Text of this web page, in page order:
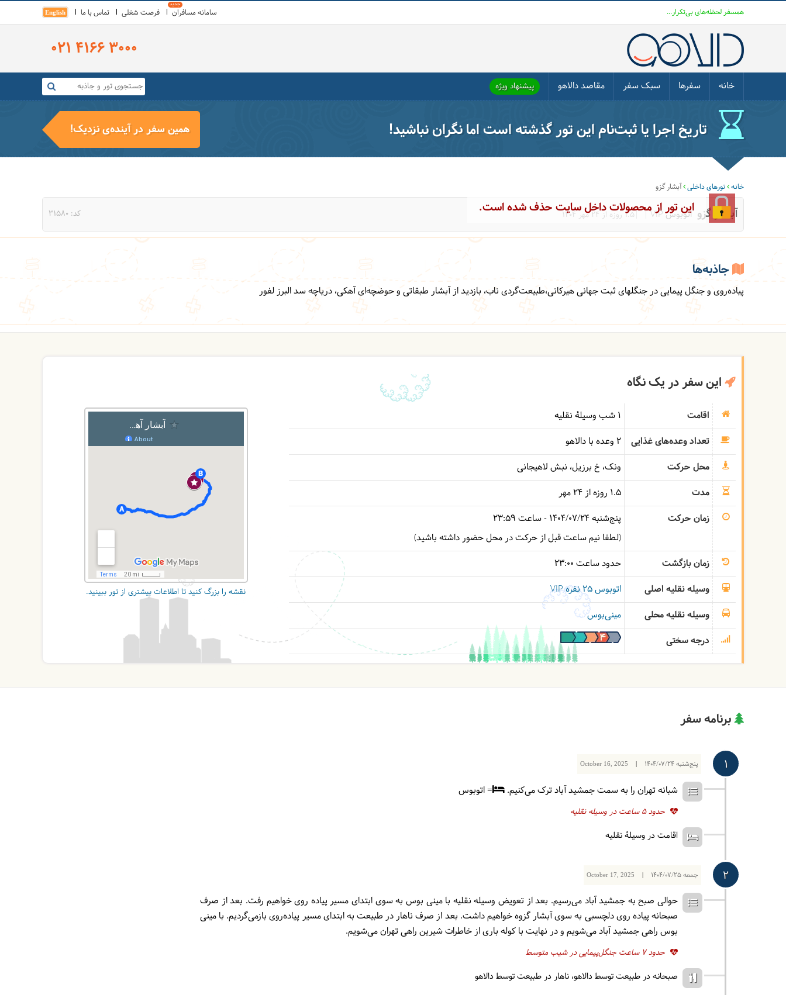
همسفر لحظه‌های بی‌تکرار... سامانه مسافران فرصت شغلی تماس با ما English
021 4166 3000
خانه سفرها سبک سفر مقاصد دالاهو پیشنهاد ویژه
تاریخ اجرا یا ثبت‌نام این تور گذشته است اما نگران نباشید! همین سفر در آینده‌ی نزدیک!
خانه تورهای داخلی آبشار گزو
آبشار گزو اتوبوس VIP |1.5 روزه از 24 مهر 1404 کد: 31580 این تور از محصولات داخل سایت حذف شده است.
جاذبه‌ها
پیاده‌روی و جنگل پیمایی در جنگلهای ثبت جهانی هیرکانی،طبیعت‌گردی ناب، بازدید از آبشار طبقاتی و حوضچه‌ای آهکی، دریاچه سد البرز لفور
این سفر در یک نگاه
اقامت
1 شب وسیلۀ نقلیه
تعداد وعده‌های غذایی
2 وعده با دالاهو
محل حرکت
ونک، خ برزیل، نبش لاهیجانی
مدت
1.5 روزه از 24 مهر
زمان حرکت
پنج‌شنبه1404/07/24 - ساعت 23:59
(لطفا نیم ساعت قبل از حرکت در محل حضور داشته باشید)
زمان بازگشت
حدود ساعت 23:00
وسیله نقلیه اصلی
اتوبوس ۲۵ نفره VIP
وسیله نقلیه محلی
مینی‌بوس
درجه سختی
نقشه را بزرگ کنید تا اطلاعات بیشتری از تور ببینید.
برنامه سفر
1 پنج‌شنبه October 16, 2025 | 1404/07/24
شبانه تهران را به سمت جمشید آباد ترک می‌کنیم. = اتوبوس
حدود 5 ساعت در وسیله نقلیه
اقامت در وسیلۀ نقلیه
2 جمعه October 17, 2025 | 1404/07/25
حوالی صبح به جمشید آباد می‌رسیم. بعد از تعویض وسیله نقلیه با مینی بوس به سوی ابتدای مسیر پیاده روی خواهیم رفت. بعد از صرف
صبحانه پیاده روی دلچسبی به سوی آبشار گزوه خواهیم داشت. بعد از صرف ناهار در طبیعت به ابتدای مسیر پیاده‌روی بازمی‌گردیم. با مینی
بوس راهی جمشید آباد می‌شویم و در نهایت با کوله باری از خاطرات شیرین راهی تهران می‌شویم.
حدود 7 ساعت جنگل‌پیمایی در شیب متوسط
صبحانه در طبیعت توسط دالاهو ناهار در طبیعت توسط دالاهو